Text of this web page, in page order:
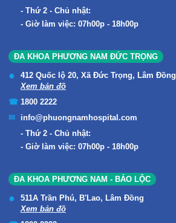
Thứ 2 - Chủ nhật:
Giờ làm việc: 07h00p - 18h00p
ĐA KHOA PHƯƠNG NAM ĐỨC TRỌNG
412 Quốc lộ 20, Xã Đức Trọng, Lâm Đồng
Xem bản đồ
1800 2222
info@phuongnamhospital.com
Thứ 2 - Chủ nhật:
Giờ làm việc: 07h00p - 18h00p
ĐA KHOA PHƯƠNG NAM - BẢO LỘC
511A Trần Phú, B'Lao, Lâm Đồng
Xem bản đồ